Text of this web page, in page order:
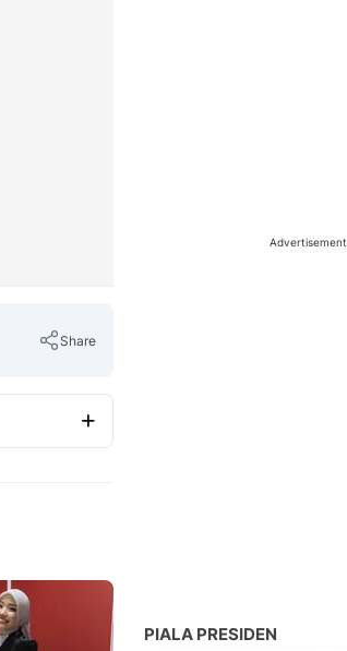
Share
Advertisement
PIALA PRESIDEN